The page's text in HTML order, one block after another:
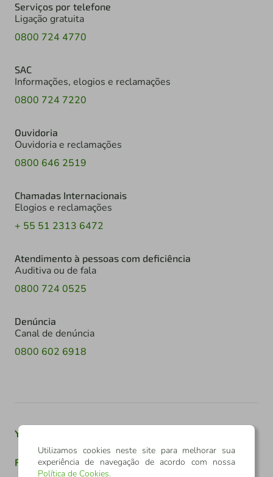
Serviços por telefone
Ligação gratuita
0800 724 4770
SAC
Informações, elogios e reclamações
0800 724 7220
Ouvidoria
Ouvidoria e reclamações
0800 646 2519
Chamadas Internacionais
Elogios e reclamações
+ 55 51 2313 6472
Atendimento à pessoas com deficiência
Auditiva ou de fala
0800 724 0525
Denúncia
Canal de denúncia
0800 602 6918
Youtube
Facebook TikTok
Utilizamos cookies neste site para melhorar sua
experiência de navegação de acordo com nossa
Política de Cookies.